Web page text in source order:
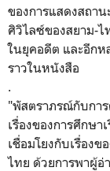
ของการแสดงสถา
ศิวิไลซ์ของสยาม-
ในยุคอดีต และอีกห
ราวในหนังสือ
.
"พัสตราภรณ์กับกา
เรื่องของการศึกษา
เชื่อมโยงกับเรื่องข
ไทย ด้วยการพาผู้อ่